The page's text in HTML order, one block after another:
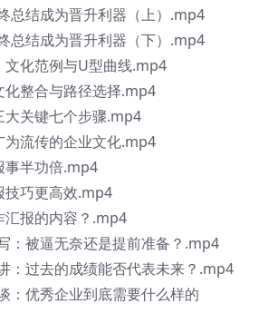
总结成为晋升利器（上）.mp4
总结成为晋升利器（下）.mp4
文化范例与U型曲线.mp4
化整合与路径选择.mp4
大关键七个步骤.mp4
为流传的企业文化.mp4
事半功倍.mp4
技巧更高效.mp4
汇报的内容？.mp4
：被逼无奈还是提前准备？.mp4
：过去的成绩能否代表未来？.mp4
：优秀企业到底需要什么样的